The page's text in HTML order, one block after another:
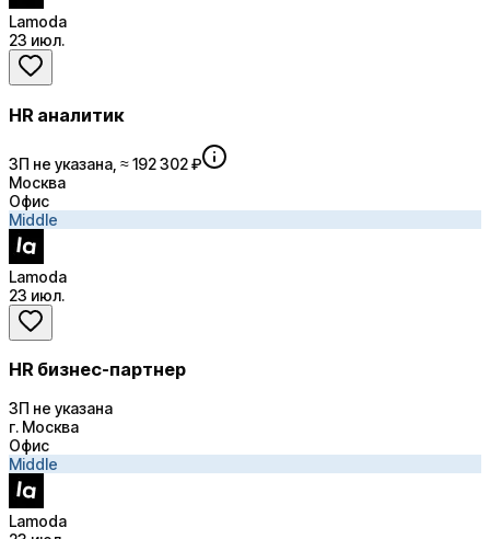
Lamoda
23 июл.
HR аналитик
ЗП не указана, ≈ 192 302 ₽
Москва
Офис
Middle
Lamoda
23 июл.
HR бизнес-партнер
ЗП не указана
г. Москва
Офис
Middle
Lamoda